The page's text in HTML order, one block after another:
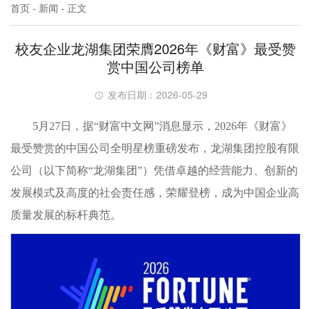
首页 - 新闻 - 正文
校友企业龙湖集团荣膺2026年《财富》最受赞
赏中国公司榜单
发布日期：2026-05-29
5月27日，据“财富中文网”消息显示，2026年《财富》
最受赞赏的中国公司全明星榜重磅发布，龙湖集团控股有限
公司（以下简称“龙湖集团”）凭借卓越的经营能力、创新的
发展模式及高度的社会责任感，荣耀登榜，成为中国企业高
质量发展的标杆典范。